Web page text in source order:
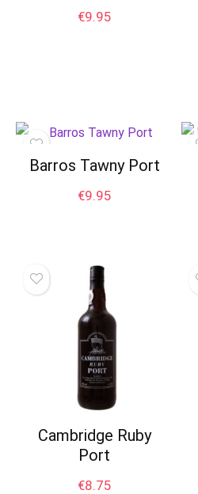
€9.95
Barros Tawny Port
€9.95
Cambridge Ruby
Port
€8.75